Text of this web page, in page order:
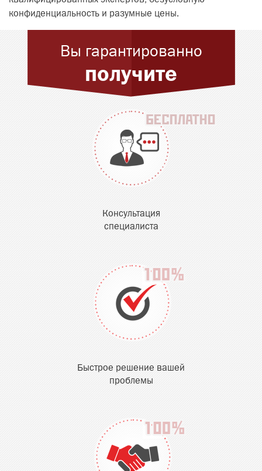
конфиденциальность и разумные цены.
Вы гарантированно
получите
Консультация
специалиста
Быстрое решение вашей
проблемы